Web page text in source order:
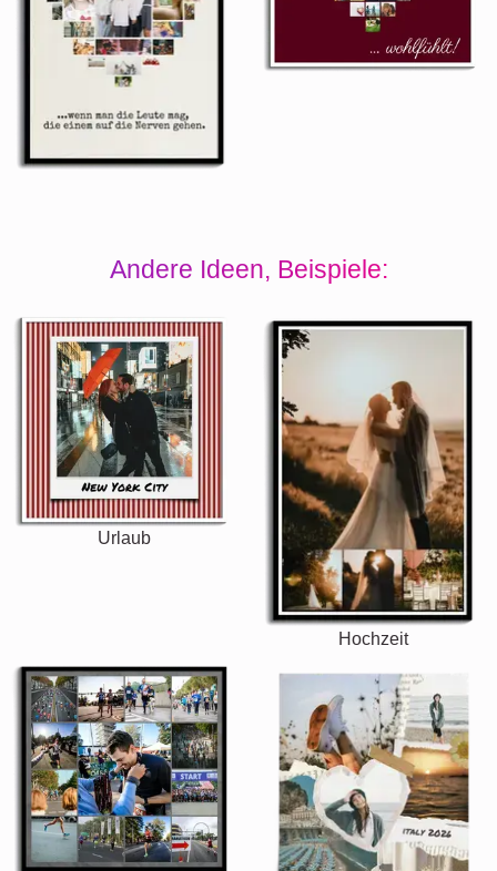
Andere Ideen, Beispiele:
Urlaub
Hochzeit